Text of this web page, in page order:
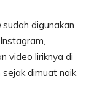
sudah digunakan
video liriknya di
dimuat naik